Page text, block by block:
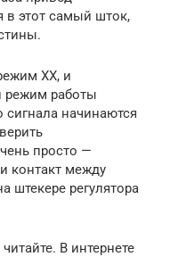
в этот самый шток,
ХХ, и
режим работы
сигнала начинаются
просто —
контакт между
штекере регулятора
В интернете